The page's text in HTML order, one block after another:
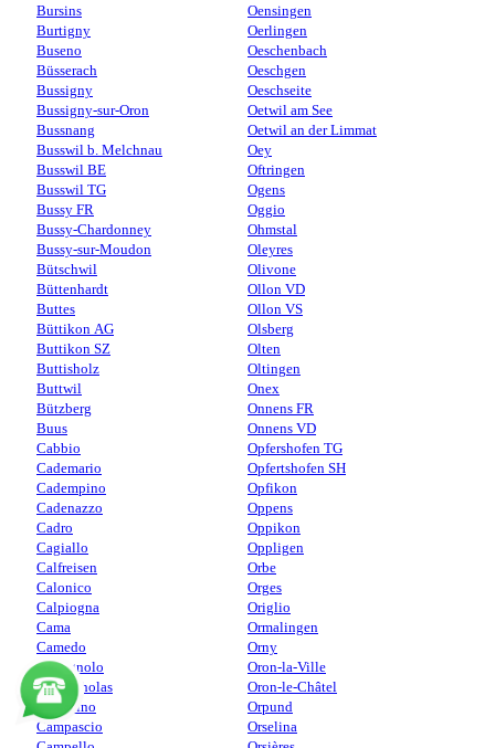
Bursins
Burtigny
Buseno
Büsserach
Bussigny
Bussigny-sur-Oron
Bussnang
Busswil b. Melchnau
Busswil BE
Busswil TG
Bussy FR
Bussy-Chardonney
Bussy-sur-Moudon
Bütschwil
Büttenhardt
Buttes
Büttikon AG
Buttikon SZ
Buttisholz
Buttwil
Bützberg
Buus
Cabbio
Cademario
Cadempino
Cadenazzo
Cadro
Cagiallo
Calfreisen
Calonico
Calpiogna
Cama
Camedo
Camignolo
Camischolas
Camorino
Campascio
Oensingen
Oerlingen
Oeschenbach
Oeschgen
Oeschseite
Oetwil am See
Oetwil an der Limmat
Oey
Oftringen
Ogens
Oggio
Ohmstal
Oleyres
Olivone
Ollon VD
Ollon VS
Olsberg
Olten
Oltingen
Onex
Onnens FR
Onnens VD
Opfershofen TG
Opfertshofen SH
Opfikon
Oppens
Oppikon
Oppligen
Orbe
Orges
Origlio
Ormalingen
Orny
Oron-la-Ville
Oron-le-Châtel
Orpund
Orselina